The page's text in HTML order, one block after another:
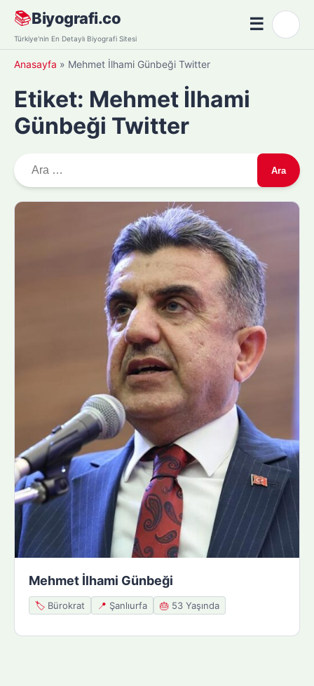
Skip
content
📚Biyografi.co
Türkiye'nin En Detaylı Biyografi Sitesi
☰Menü
Anasayfa » Mehmet İlhami Günbeği Twitter
Etiket: Mehmet İlhami
Günbeği Twitter
r
Mehmet İlhami Günbeği
🏷️ Bürokrat 📍 Şanlıurfa 🎂 53 Yaşında